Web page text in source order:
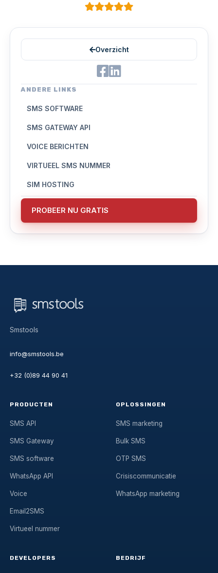
Overzicht
ANDERE LINKS
SMS SOFTWARE
SMS GATEWAY API
VOICE BERICHTEN
VIRTUEEL SMS NUMMER
SIM HOSTING
PROBEER NU GRATIS
Smstools
info@smstools.be
+32 (0)89 44 90 41
PRODUCTEN
SMS API
SMS Gateway
SMS software
WhatsApp API
Voice
Email2SMS
Virtueel nummer
OPLOSSINGEN
SMS marketing
Bulk SMS
OTP SMS
Crisiscommunicatie
WhatsApp marketing
DEVELOPERS BEDRIJF